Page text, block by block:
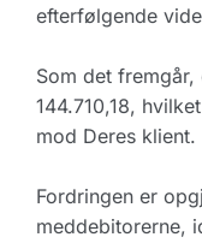
efterfølgende
Som det
144.710,18,
mod Deres klient.
Fordringen er
meddebitorerne,